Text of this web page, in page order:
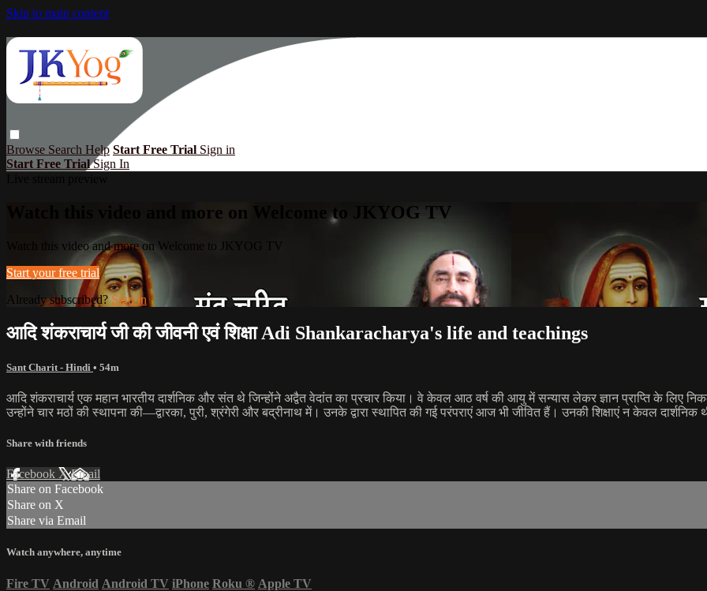
Skip to main content
Browse Search Help Start Free Trial Sign in
Start Free TrialSign In
Watch this video and more on Welcome to JKYOG TV
Watch this video and more on Welcome to JKYOG TV
Start your free trial
Already subscribed?Sign in
आदि शंकराचार्य जी की जीवनी एवं शिक्षा Adi Shankaracharya's life and teachings
Sant Charit - Hindi • 54m
आदि शंकराचार्य एक महान भारतीय दार्शनिक और संत थे जिन्होंने अद्वैत वेदांत का प्रचार किया। वे केवल आठ वर्ष की आयु में सन्यास लेकर ज्ञान प्राप्ति के लिए
उन्होंने चार मठों की स्थापना की—द्वारका, पुरी, श्रंगेरी और बद्रीनाथ में। उनके द्वारा स्थापित की गई परंपराएं आज भी जीवित हैं। उनकी शिक्षाएं न केवल
Share with friends
Facebook XEmail
Share on Facebook
Share on X
Share via Email
Watch anywhere, anytime
Fire TV Android Android TV iPhone Roku ® Apple TV